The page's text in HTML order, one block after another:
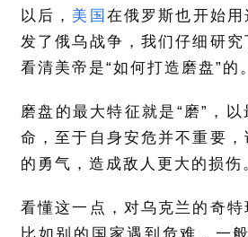
以后， 美国 在俄罗斯也开始
发了俄乌战争，我们仔细研
看清美帝是“如何打造磨盘”的。
磨盘的最大特征就是“磨”，
命，至于自身安危并不重要
的勇气，造成敌人更大的损伤
看懂这一点，对乌克兰的奇特